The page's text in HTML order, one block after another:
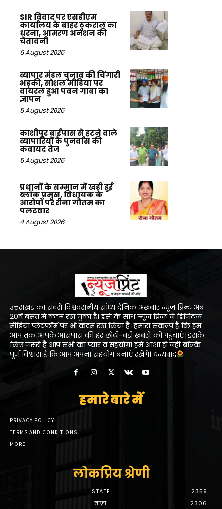
SIR विवाद पर एसडीएम
कार्यालय के बाहर ठुकराल का
धरना, आमरण अनशन की
चेतावनी
6 August 2026
व्यापार मंडल चुनाव की चिंगारी
भड़की, सोशल मीडिया पर
वायरल हुआ पवन गाबा का
ज्ञापन
5 August 2026
काशीपुर बाईपास से हटने वाले
व्यापारियों के पुनर्वास की
कवायद तेज
5 August 2026
प्रधानों के सम्मान में खड़ी हुई
ब्लॉक प्रमुख, विधायक के
आरोपों पर रीना गौतम का
पलटवार
4 August 2026
उत्तराखंड का सबसे विश्ववसनीय सांध्य दैनिक अख़बार न्यूज प्रिन्ट अब
20वें बसंत में कदम रख चुका है। इसी के साथ न्यूज प्रिन्ट ने डिजिटल
मीडिया प्लेटफॉर्म पर भी कदम रख लिया है। हमारा संकल्प है कि हम
आप तक आपके आसपास की हर छोटी-बड़ी खबरों को पहुंचाएं। इसके
लिए जरूरी है आप सभी का प्यार व सहयोग। हमें आशा ही नहीं बल्कि
पूर्ण विश्वास है कि आप अपना सहयोग बनाएं रखेंगे। धन्यवाद
हमारे बारे में
PRIVACY POLICY
TERMS AND CONDITIONS
MORE
लोकप्रिय श्रेणी
STATE
2359
ताज़ा
2306